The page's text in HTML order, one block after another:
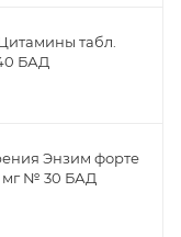
табл.
БАД
Энзим форте
мг № 30 БАД